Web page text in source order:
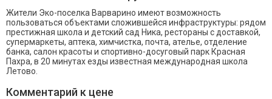
Жители Эко-поселка Варварино имеют возможность
пользоваться объектами сложившейся инфраструктуры: рядом
престижная школа и детский сад Ника, рестораны с доставкой,
супермаркеты, аптека, химчистка, почта, ателье, отделение
банка, салон красоты и спортивно-досуговый парк Красная
Пахра, в 20 минутах езды известная международная школа
Летово.
Комментарий к цене